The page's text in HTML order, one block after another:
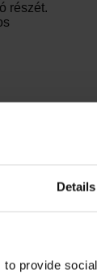
Details
provide
részét.